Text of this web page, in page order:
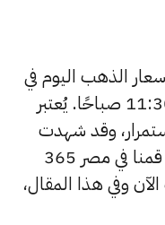
الذهب اليوم في
مصر ليوم الأحد 5 أبريل الساعة 11:30 صباحًا. يُعتبر
وقد شهدت
أسعار الذهب تغيرات كثيرة، لذلك قمنا في مصر 365
وفي هذا المقال،